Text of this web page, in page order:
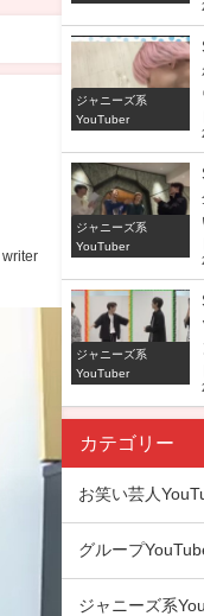
writer
ジャニーズ系
YouTuber
ジャニーズ系
YouTuber
ジャニーズ系
YouTuber
カテゴリー
お笑い芸人
グループ
ジャニーズ系